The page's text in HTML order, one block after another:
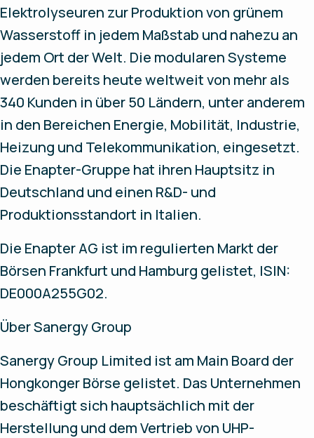
Elektrolyseuren zur Produktion von grünem
Wasserstoff in jedem Maßstab und nahezu an
jedem Ort der Welt. Die modularen Systeme
werden bereits heute weltweit von mehr als
340 Kunden in über 50 Ländern, unter anderem
in den Bereichen Energie, Mobilität, Industrie,
Heizung und Telekommunikation, eingesetzt.
Die Enapter-Gruppe hat ihren Hauptsitz in
Deutschland und einen R&D- und
Produktionsstandort in Italien.
Die Enapter AG ist im regulierten Markt der
Börsen Frankfurt und Hamburg gelistet, ISIN:
DE000A255G02.
Über Sanergy Group
Sanergy Group Limited ist am Main Board der
Hongkonger Börse gelistet. Das Unternehmen
beschäftigt sich hauptsächlich mit der
Herstellung und dem Vertrieb von UHP-